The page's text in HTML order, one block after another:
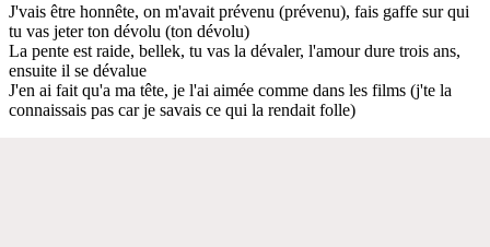
J'vais être honnête, on m'avait prévenu (prévenu), fais gaffe sur qui
tu vas jeter ton dévolu (ton dévolu)
La pente est raide, bellek, tu vas la dévaler, l'amour dure trois ans,
ensuite il se dévalue
J'en ai fait qu'a ma tête, je l'ai aimée comme dans les films (j'te la
connaissais pas car je savais ce qui la rendait folle)